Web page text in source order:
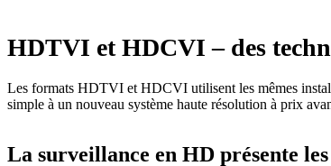
HDTVI et HDCVI – des
Les formats HDTVI et HDCVI utilisent les mêmes
simple à un nouveau système haute résolution à prix
La surveillance en HD présente